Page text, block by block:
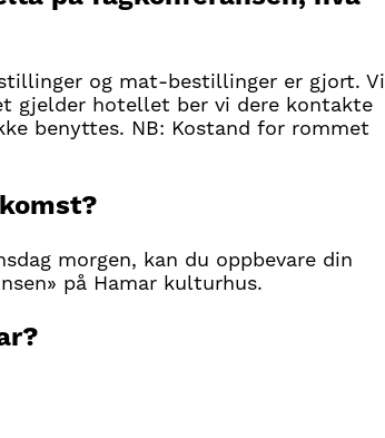
og mat-bestillinger er gjort. Vi
gjelder hotellet ber vi dere kontakte
benyttes. NB: Kostand for rommet
morgen, kan du oppbevare din
på Hamar kulturhus.